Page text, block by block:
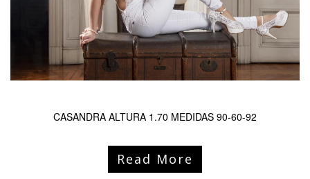
CASANDRA ALTURA 1.70 MEDIDAS 90-60-92
Read More